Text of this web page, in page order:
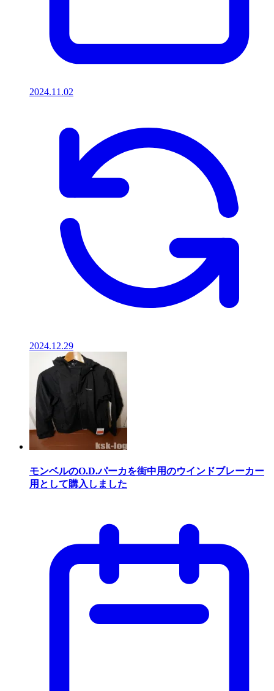
2024.11.02
2024.12.29
モンベルのO.D.パーカを街中用のウインドブレーカー
用として購入しました